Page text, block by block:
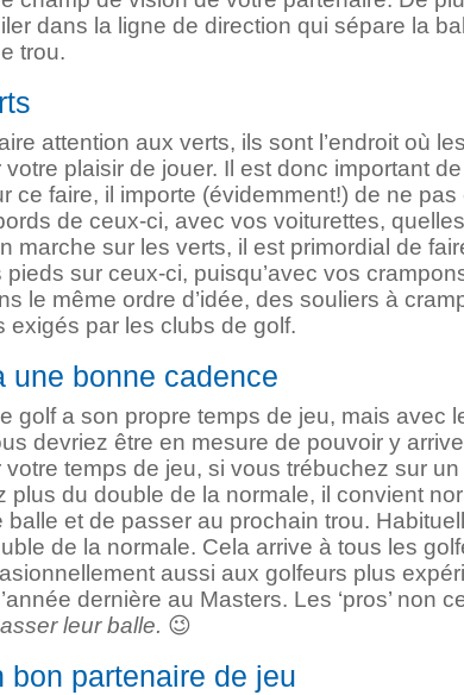
dans la ligne de direction qui sépare la
trou.
attention aux verts, ils sont l’endroit où
plaisir de jouer. Il est donc important
ce faire, il importe (évidemment!) de ne pas
de ceux-ci, avec vos voiturettes,
marche sur les verts, il est primordial de
pieds sur ceux-ci, puisqu’avec vos
le même ordre d’idée, des souliers à
exigés par les clubs de golf.
une bonne cadence
golf a son propre temps de jeu, mais avec
devriez être en mesure de pouvoir y
temps de jeu, si vous trébuchez sur un
plus du double de la normale, il convient
balle et de passer au prochain trou.
de la normale. Cela arrive à tous les
aussi aux golfeurs plus
dernière au Masters. Les ‘pros’ non
leur balle. 😉
bon partenaire de jeu